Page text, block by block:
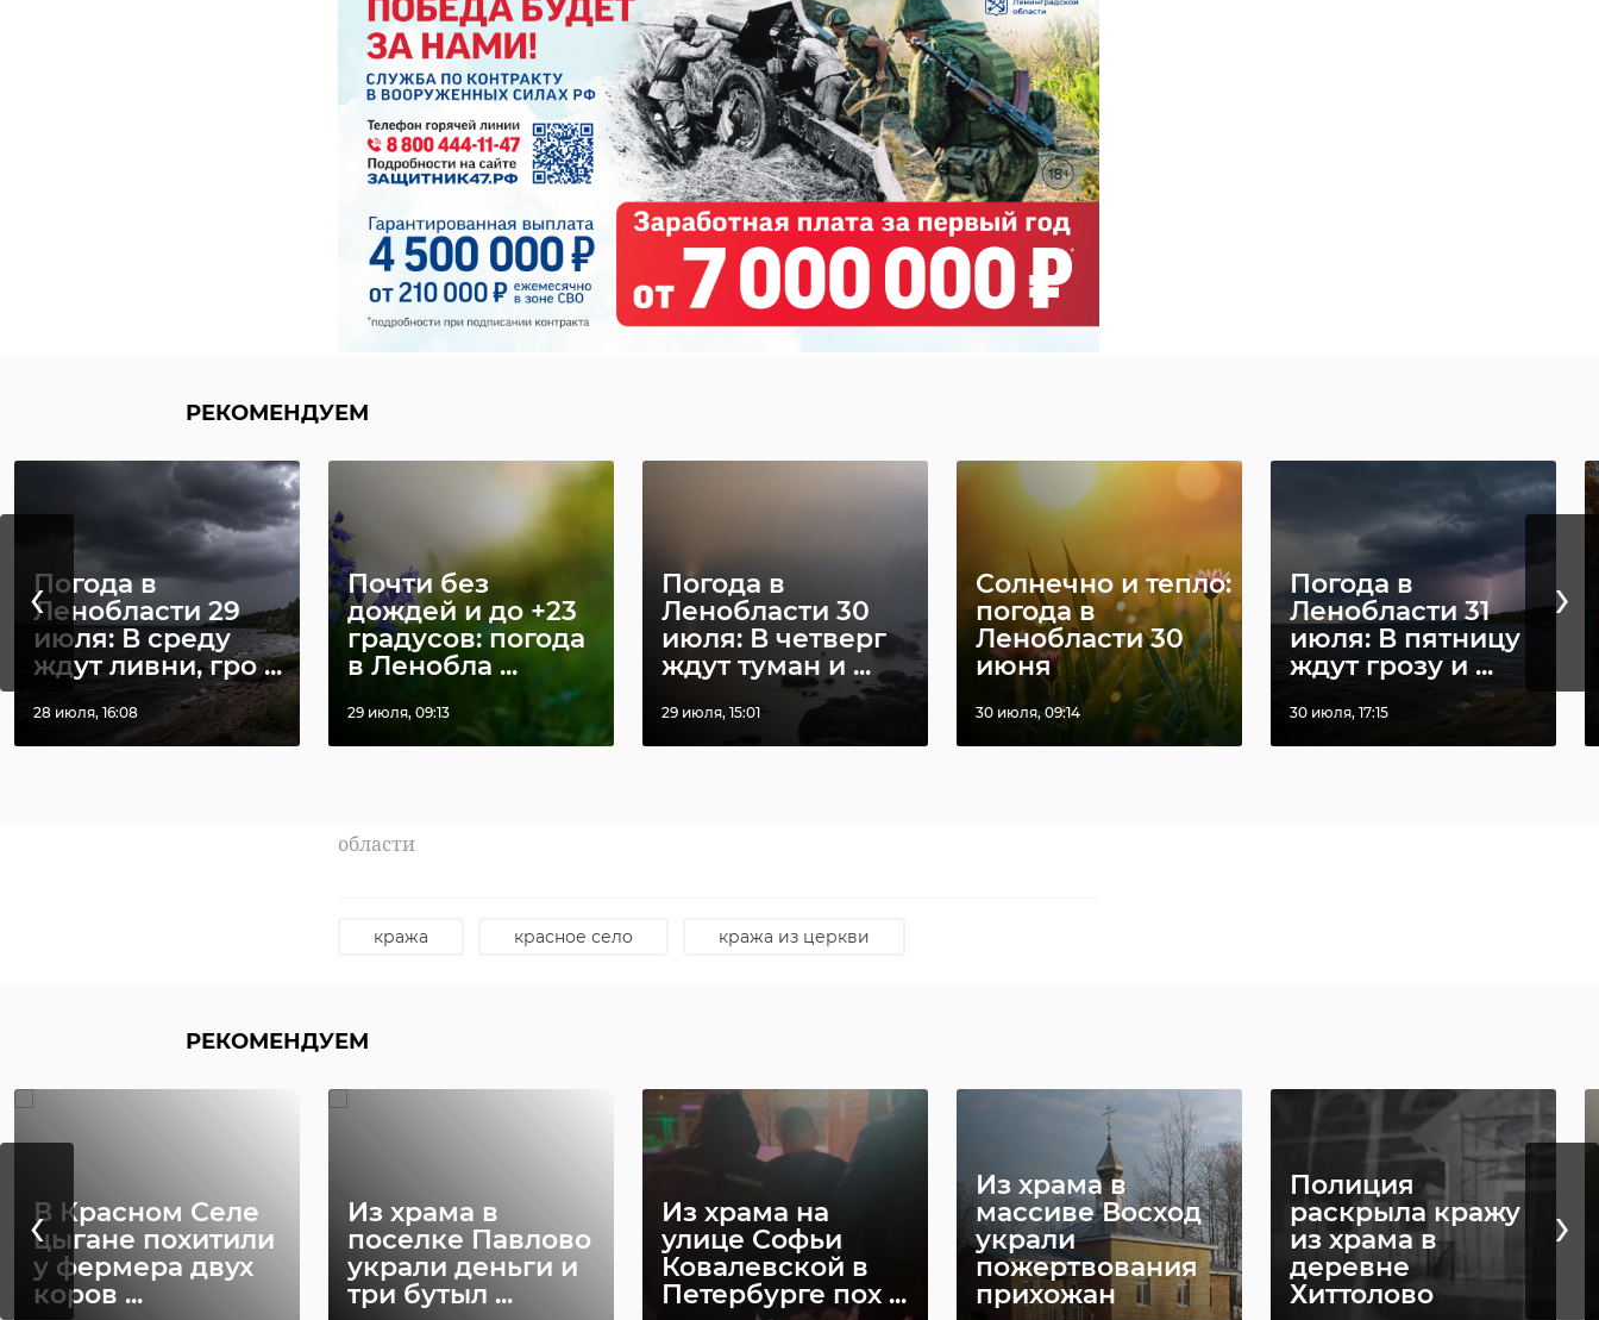
РЕКОМЕНДУЕМ
Погода в
Ленобласти 29
июля: В среду
ждут ливни, гро ...
28 июля, 16:08
Почти без
дождей и до +23
градусов: погода
в Ленобла ...
29 июля, 09:13
Погода в
Ленобласти 30
июля: В четверг
ждут туман и ...
29 июля, 15:01
Солнечно и тепло:
погода в
Ленобласти 30
июня
30 июля, 09:14
Погода в
Ленобласти 31
июля: В пятницу
ждут грозу и ...
30 июля, 17:15
‹ ›
области
кража красное село кража из церкви
РЕКОМЕНДУЕМ
В Красном Селе
цыгане похитили
у фермера двух
коров ...
Из храма в
поселке Павлово
украли деньги и
три бутыл ...
Из храма на
улице Софьи
Ковалевской в
Петербурге пох ...
Из храма в
массиве Восход
украли
пожертвования
прихожан
Полиция
раскрыла кражу
из храма в
деревне
Хиттолово
‹ ›